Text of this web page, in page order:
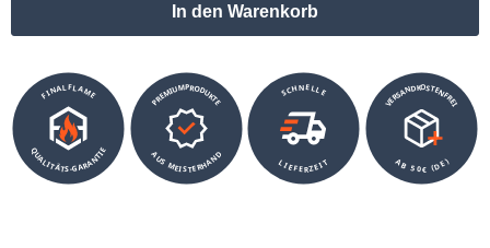
In den Warenkorb
FINALFLAME
QUALITÄTS-GARANTIE
PREMIUMPRODUKTE
AUS MEISTERHAND
SCHNELLE
LIEFERZEIT
VERSANDKOSTENFREI
AB 50€ (DE)